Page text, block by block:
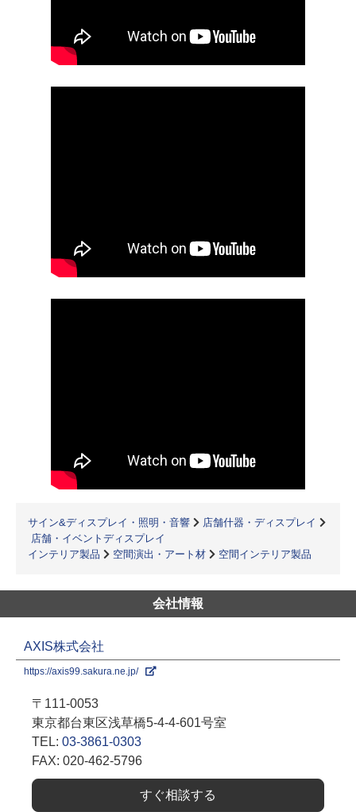
サイン&ディスプレイ・照明・音響
店舗什器・ディスプレイ
店舗・イベントディスプレイ
インテリア製品
空間演出・アート材 空間インテリア製品
会社情報
AXIS株式会社
https://axis99.sakura.ne.jp/
〒111-0053
東京都台東区浅草橋5-4-4-601号室
TEL: 03-3861-0303
FAX: 020-462-5796
すぐ相談する